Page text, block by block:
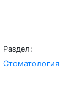
Раздел:
Стоматология